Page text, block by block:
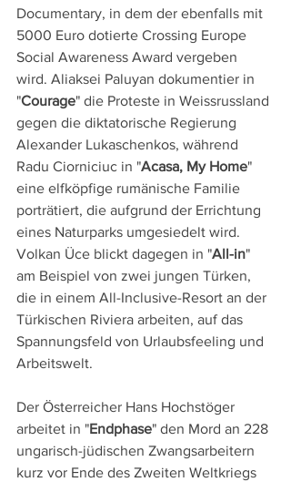
Documentary, in dem der ebenfalls mit
5000 Euro dotierte Crossing Europe
Social Awareness Award vergeben
wird. Aliaksei Paluyan dokumentier in
"Courage" die Proteste in Weissrussland
gegen die diktatorische Regierung
Alexander Lukaschenkos, während
Radu Ciorniciuc in "Acasa, My Home"
eine elfköpfige rumänische Familie
porträtiert, die aufgrund der Errichtung
eines Naturparks umgesiedelt wird.
Volkan Üce blickt dagegen in "All-in"
am Beispiel von zwei jungen Türken,
die in einem All-Inclusive-Resort an der
Türkischen Riviera arbeiten, auf das
Spannungsfeld von Urlaubsfeeling und
Arbeitswelt.
Der Österreicher Hans Hochstöger
arbeitet in "Endphase" den Mord an 228
ungarisch-jüdischen Zwangsarbeitern
kurz vor Ende des Zweiten Weltkriegs